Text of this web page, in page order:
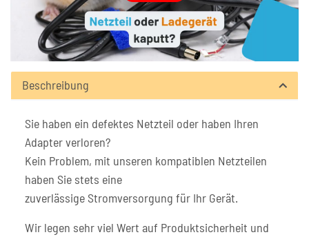
Beschreibung
Sie haben ein defektes Netzteil oder haben Ihren
Adapter verloren?
Kein Problem, mit unseren kompatiblen Netzteilen
haben Sie stets eine
zuverlässige Stromversorgung für Ihr Gerät.
Wir legen sehr viel Wert auf Produktsicherheit und